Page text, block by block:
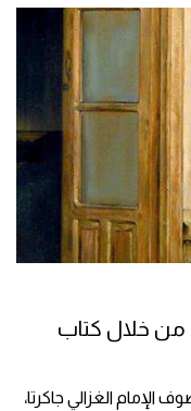
من خلال كتاب
الإمام الغزالي جاكرتا،